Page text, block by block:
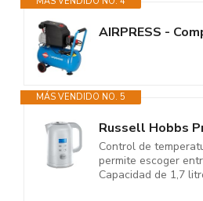
MÁS VENDIDO NO. 5
Control de
permite escoger
Capacidad de 1,7